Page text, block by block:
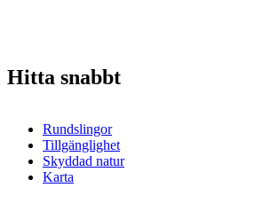
Hitta snabbt
Rundslingor
Tillgänglighet
Skyddad natur
Karta